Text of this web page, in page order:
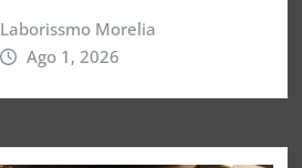
Laborissmo Morelia
Ago 1, 2026